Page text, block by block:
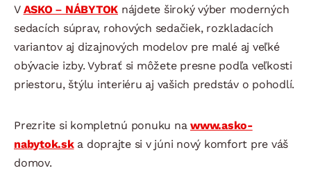
V ASKO – NÁBYTOK nájdete široký výber moderných
sedacích súprav, rohových sedačiek, rozkladacích
variantov aj dizajnových modelov pre malé aj veľké
obývacie izby. Vybrať si môžete presne podľa veľkosti
priestoru, štýlu interiéru aj vašich predstáv o pohodlí.
Prezrite si kompletnú ponuku na www.asko-
nabytok.ska doprajte si v júni nový komfort pre váš
domov.